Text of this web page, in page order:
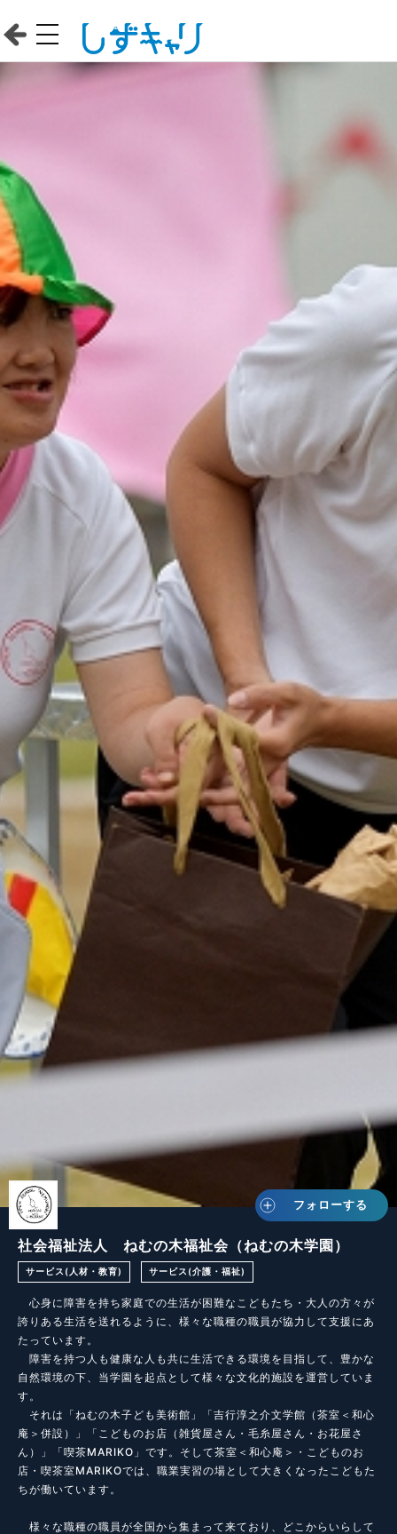
フォローする
社会福祉法人 ねむの木福祉会（ねむの木学園）
サービス(人材・教育) サービス(介護・福祉)
心身に障害を持ち家庭での生活が困難なこどもたち・大人の方々が
誇りある生活を送れるように、様々な職種の職員が協力して支援にあ
たっています。
障害を持つ人も健康な人も共に生活できる環境を目指して、豊かな
自然環境の下、当学園を起点として様々な文化的施設を運営していま
す。
それは「ねむの木子ども美術館」「吉行淳之介文学館（茶室＜和心
庵＞併設）」「こどものお店（雑貨屋さん・毛糸屋さん・お花屋さ
ん）」「喫茶MARIKO」です。そして茶室＜和心庵＞・こどものお
店・喫茶室MARIKOでは、職業実習の場として大きくなったこどもた
ちが働いています。
様々な職種の職員が全国から集まって来ており、どこからいらして